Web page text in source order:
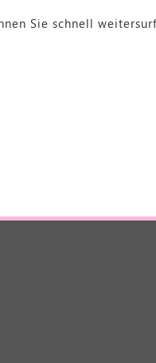
Sie schnell